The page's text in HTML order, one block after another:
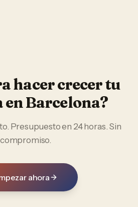
hacer crecer tu
enBarcelona?
Presupuesto en 24 horas. Sin
compromiso.
ahora